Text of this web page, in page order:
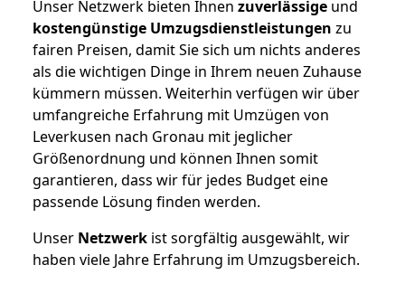
Unser Netzwerk bieten Ihnen zuverlässige und
kostengünstige Umzugsdienstleistungen zu
fairen Preisen, damit Sie sich um nichts anderes
als die wichtigen Dinge in Ihrem neuen Zuhause
kümmern müssen. Weiterhin verfügen wir über
umfangreiche Erfahrung mit Umzügen von
Leverkusen nach Gronau mit jeglicher
Größenordnung und können Ihnen somit
garantieren, dass wir für jedes Budget eine
passende Lösung finden werden.
Unser Netzwerk ist sorgfältig ausgewählt, wir
haben viele Jahre Erfahrung im Umzugsbereich.